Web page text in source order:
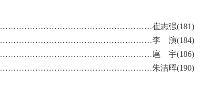
崔志强(181)
…………………………………………………………李 演(184)
施………………………………………………………扈 宇(186)
朱洁晖(190)